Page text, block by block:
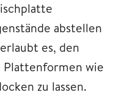
abstellen
es, den
Plattenformen wie
zu lassen.